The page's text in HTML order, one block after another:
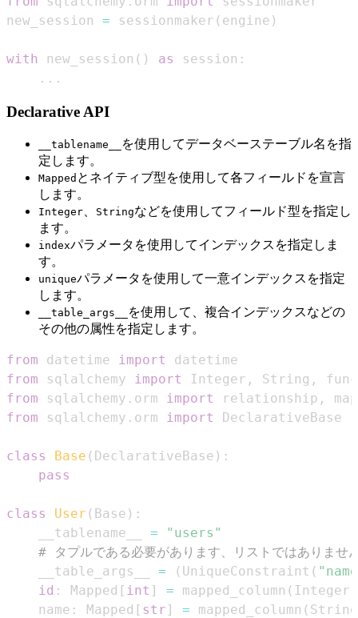
new_session = sessionmaker ( engine )
with new_session ( ) as session :
. . .
Declarative API
__tablename__
を使用してデータベーステーブル名を指
定します。
Mapped とネイティブ型を使用して各フィールドを宣言
します。
Integer Stringなどを使用してフィールド型を指定し
ます。
indexパラメータを使用してインデックスを指定しま
す。
uniqueパラメータを使用して一意インデックスを指定
します。
__table_args__
を使用して、複合インデックスなどの
その他の属性を指定します。
from datetime import
from sqlalchemy import Integer , String ,
func
from sqlalchemy . orm import relationship ,
from sqlalchemy . orm import
class Base ( DeclarativeBase ) :
pass
class User ( Base ) :
    __tablename__
=
"users"
# タプルである必要があります、リストではありませ
    __table_args__
= ( UniqueConstraint (
id : Mapped [ int ] = mapped_column ( Integer
    name
: Mapped [ str ] = mapped_column ( String